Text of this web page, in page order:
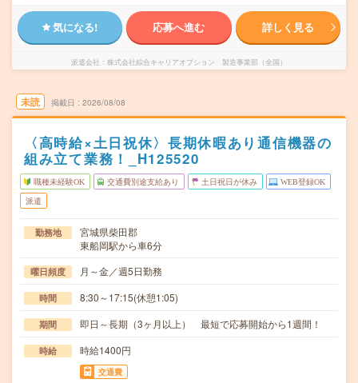
気になる! 応募へ進む 詳しく見る
派遣会社 株式会社綜合キャリアオプション 製造事業部（全国）
未読 掲載日 2026/08/08
〈高時給×土日祝休〉長期休暇あり通信機器の
組み立て業務！_H125520
職種未経験OK 交通費別途支給あり 土日祝日が休み WEB登録OK
派遣
勤務地
宮城県柴田郡
東船岡駅から車6分
曜日頻度 月～金／週5日勤務
時間 8:30～17:15(休憩1:05)
期間 即日～長期（3ヶ月以上） 最短で応募開始から1週間！
時給 時給1400円
交通費